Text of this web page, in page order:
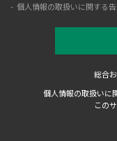
個人情報の取扱いに関する
総合
個人情報の取扱いに
この